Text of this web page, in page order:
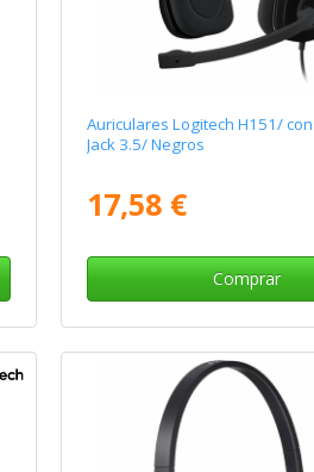
Auriculares Logitech H151/
Jack 3.5/ Negros
17,58 €
Comprar